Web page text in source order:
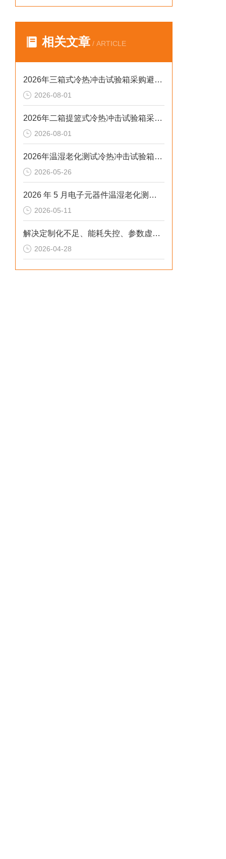
相关文章 / ARTICLE
2026年三箱式冷热冲击试验箱采购避坑：静测工况、参数与合规选型逻辑
2026-08-01
2026年二箱提篮式冷热冲击试验箱采购避坑：参数、工况与合规逻辑
2026-08-01
2026年温湿老化测试冷热冲击试验箱排行榜：解决精度差、数据无效等核心痛点
2026-05-26
2026 年 5 月电子元器件温湿老化测试：冷热冲击不稳、数据无效？这样解决
2026-05-11
解决定制化不足、能耗失控、参数虚标痛点的2026选型标准
2026-04-28